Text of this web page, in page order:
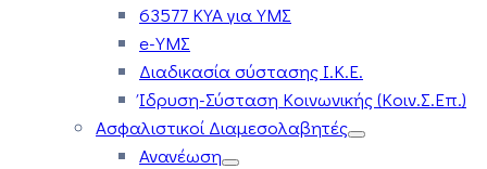
63577 ΚΥΑ για ΥΜΣ
e-ΥΜΣ
Διαδικασία σύστασης Ι.Κ.Ε.
Ίδρυση-Σύσταση Κοινωνικής (Κοιν.Σ.Επ.)
Ασφαλιστικοί Διαμεσολαβητές
Ανανέωση